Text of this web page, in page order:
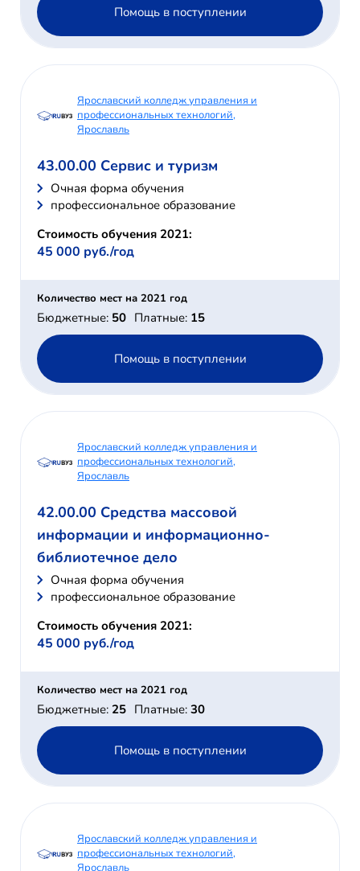
Помощь в поступлении
Ярославский колледж управления и
профессиональных технологий,
Ярославль
43.00.00 Сервис и туризм
Очная форма обучения
профессиональное образование
Стоимость обучения 2021:
45 000 руб./год
Количество мест на 2021 год
Бюджетные: 50 Платные: 15
Помощь в поступлении
Ярославский колледж управления и
профессиональных технологий,
Ярославль
42.00.00 Средства массовой
информации и информационно-
библиотечное дело
Очная форма обучения
профессиональное образование
Стоимость обучения 2021:
45 000 руб./год
Количество мест на 2021 год
Бюджетные: 25 Платные: 30
Помощь в поступлении
Ярославский колледж управления и
профессиональных технологий,
Ярославль